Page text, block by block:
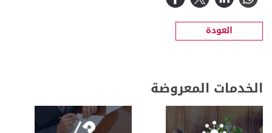
العودة
الخدمات المعروضة